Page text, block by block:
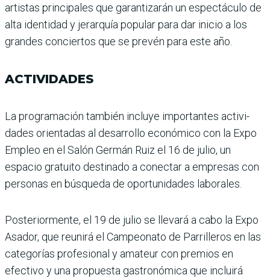
artistas principales que garantizarán un espectá­culo de
alta identidad y jerarquía popular para dar inicio a los
grandes conciertos que se prevén para este año.
ACTIVIDADES
La programación también incluye importantes activi­
dades orientadas al desarro­llo económico con la Expo
Empleo en el Salón Germán Ruiz el 16 de julio, un
espacio gratuito destinado a conectar a empresas con
personas en búsqueda de oportunidades laborales.
Posteriormente, el 19 de julio se llevará a cabo la Expo
Asa­dor, que reunirá el Campeo­nato de Parrilleros en las
categorías profesional y ama­teur con premios en
efectivo y una propuesta gastronó­mica que incluirá